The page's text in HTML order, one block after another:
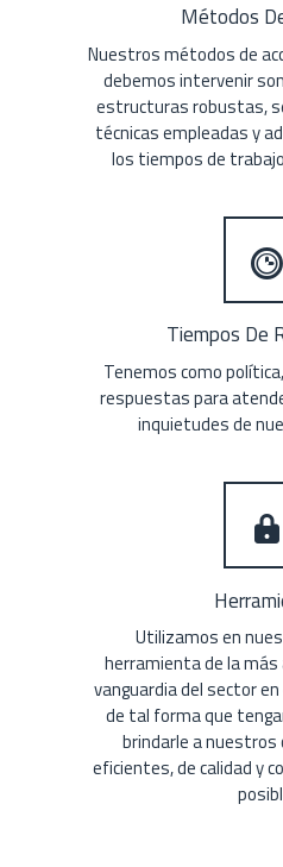
Métodos
Nuestros métodos de
debemos intervenir
estructuras robustas,
técnicas empleadas y
los tiempos de
Tiempos De
Tenemos como
respuestas para
inquietudes de
Utilizamos en
herramienta de la
vanguardia del sector
de tal forma que
brindarle a nuestros
eficientes, de calidad y